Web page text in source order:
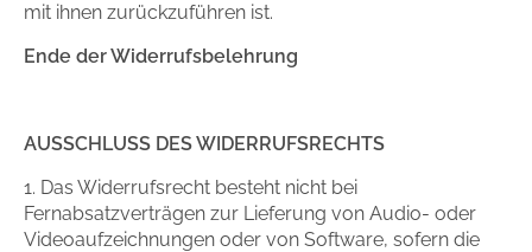
mit ihnen zurückzuführen ist.
Ende der Widerrufsbelehrung
AUSSCHLUSS DES WIDERRUFSRECHTS
1. Das Widerrufsrecht besteht nicht bei
Fernabsatzverträgen zur Lieferung von Audio- oder
Videoaufzeichnungen oder von Software, sofern die